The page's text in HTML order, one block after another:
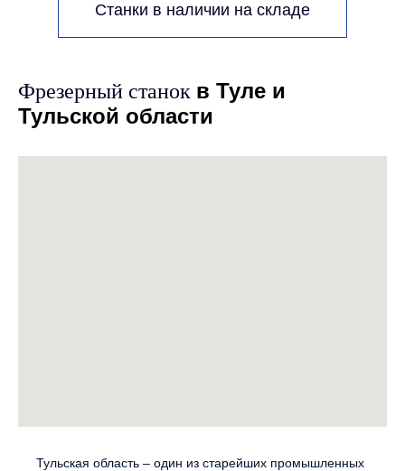
Станки в наличии на складе
Фрезерный станок в Туле и
Тульской области
Тульская область – один из старейших промышленных